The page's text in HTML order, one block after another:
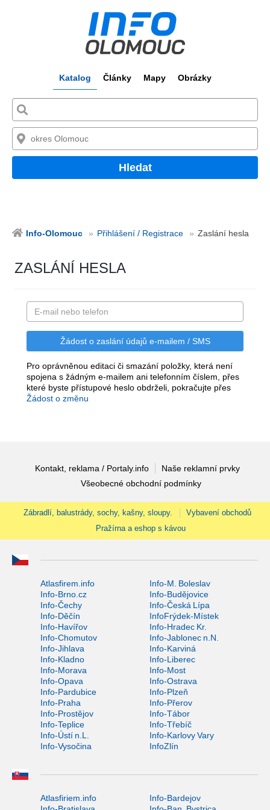
Katalog Články Mapy Obrázky
Hledat
Info-Olomouc Přihlášení / Registrace Zaslání hesla
ZASLÁNÍ HESLA
Pro oprávněnou editaci či smazání položky, která není
spojena s žádným e-mailem ani telefonním číslem, přes
které byste přístupové heslo obdrželi, pokračujte přes
Žádost o změnu
Kontakt, reklama / Portaly.info
Naše reklamní prvky
Všeobecné obchodní podmínky
Zábradlí, balustrády, sochy, kašny, sloupy.
Vybavení obchodů
Pražírna a eshop s kávou
Atlasfirem.info
Info-M. Boleslav
Info-Brno.cz
Info-Budějovice
Info-Čechy
Info-Česká Lípa
Info-Děčín
InfoFrýdek-Místek
Info-Havířov
Info-Hradec Kr.
Info-Chomutov
Info-Jablonec n.N.
Info-Jihlava
Info-Karviná
Info-Kladno
Info-Liberec
Info-Morava
Info-Most
Info-Opava
Info-Ostrava
Info-Pardubice
Info-Plzeň
Info-Praha
Info-Přerov
Info-Prostějov
Info-Tábor
Info-Teplice
Info-Třebíč
Info-Ústí n.L.
Info-Karlovy Vary
Info-Vysočina
InfoZlín
Atlasfiriem.info
Info-Bardejov